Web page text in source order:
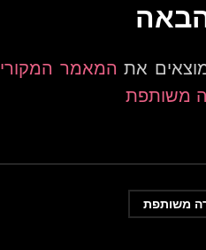
אתהמאמר המקורי
משותפת
משותפת